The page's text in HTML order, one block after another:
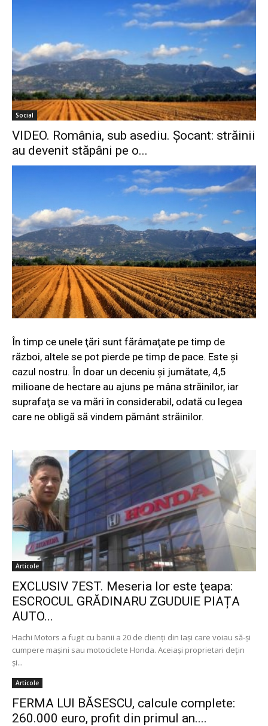
Social
VIDEO. România, sub asediu. Șocant: străinii
au devenit stăpâni pe o...
În timp ce unele ţări sunt fărâmaţate pe timp de
război, altele se pot pierde pe timp de pace. Este şi
cazul nostru. În doar un deceniu şi jumătate, 4,5
milioane de hectare au ajuns pe mâna străinilor, iar
suprafaţa se va mări în considerabil, odată cu legea
care ne obligă să vindem pământ străinilor.
Articole
EXCLUSIV 7EST. Meseria lor este ţeapa:
ESCROCUL GRĂDINARU ZGUDUIE PIAȚA
AUTO...
Hachi Motors a fugit cu banii a 20 de clienţi din Iași care voiau să-şi
cumpere maşini sau motociclete Honda. Aceiaşi proprietari deţin
şi...
Articole
FERMA LUI BĂSESCU, calcule complete:
260.000 euro, profit din primul an....